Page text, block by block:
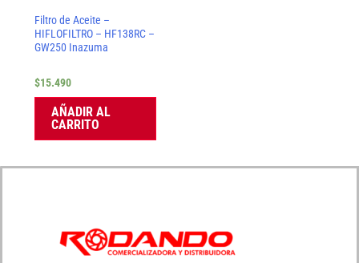
Filtro de Aceite –
HIFLOFILTRO – HF138RC –
GW250 Inazuma
$15.490
AÑADIR AL
CARRITO